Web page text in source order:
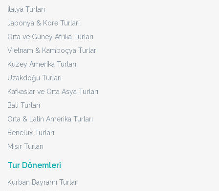
İtalya Turları
Japonya & Kore Turları
Orta ve Güney Afrika Turları
Vietnam & Kamboçya Turları
Kuzey Amerika Turları
Uzakdoğu Turları
Kafkaslar ve Orta Asya Turları
Bali Turları
Orta & Latin Amerika Turları
Benelüx Turları
Mısır Turları
Tur Dönemleri
Kurban Bayramı Turları